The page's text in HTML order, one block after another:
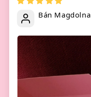
Bán Magdolna